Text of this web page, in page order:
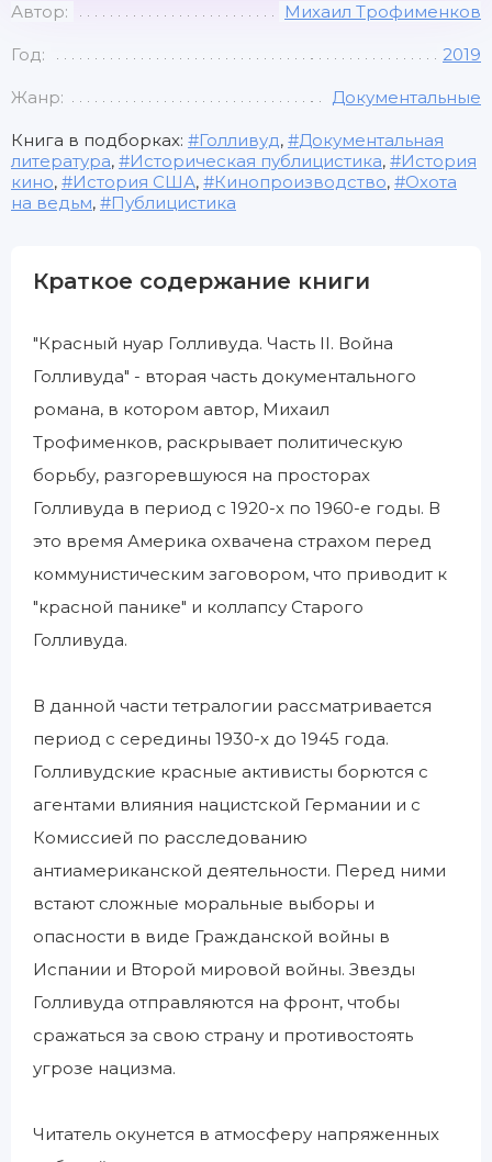
Автор: Михаил Трофименков
Год: 2019
Жанр: Документальные
Книга в подборках: Голливуд,
Документальная
литература, Историческая публицистика,
История
кино, История США, Кинопроизводство,
Охота
на ведьм, Публицистика
Краткое содержание книги
"Красный нуар Голливуда. Часть II. Война
Голливуда" - вторая часть документального
романа, в котором автор, Михаил
Трофименков, раскрывает политическую
борьбу, разгоревшуюся на просторах
Голливуда в период с 1920-х по 1960-е годы. В
это время Америка охвачена страхом перед
коммунистическим заговором, что приводит к
"красной панике" и коллапсу Старого
Голливуда.
В данной части тетралогии рассматривается
период с середины 1930-х до 1945 года.
Голливудские красные активисты борются с
агентами влияния нацистской Германии и с
Комиссией по расследованию
антиамериканской деятельности. Перед ними
встают сложные моральные выборы и
опасности в виде Гражданской войны в
Испании и Второй мировой войны. Звезды
Голливуда отправляются на фронт, чтобы
сражаться за свою страну и противостоять
угрозе нацизма.
Читатель окунется в атмосферу напряженных